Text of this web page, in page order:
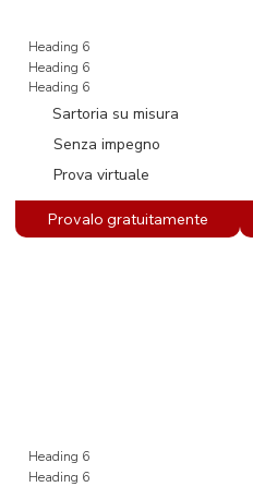
Heading 6
Heading 6
Heading 6
Sartoria su misura
Senza impegno
Prova virtuale
Heading 6
Heading 6